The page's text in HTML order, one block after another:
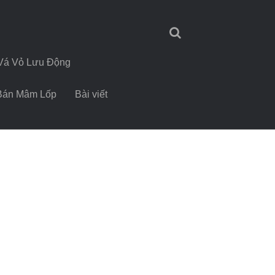
Vỏ Lưu Động
Mâm Lốp Bài viết